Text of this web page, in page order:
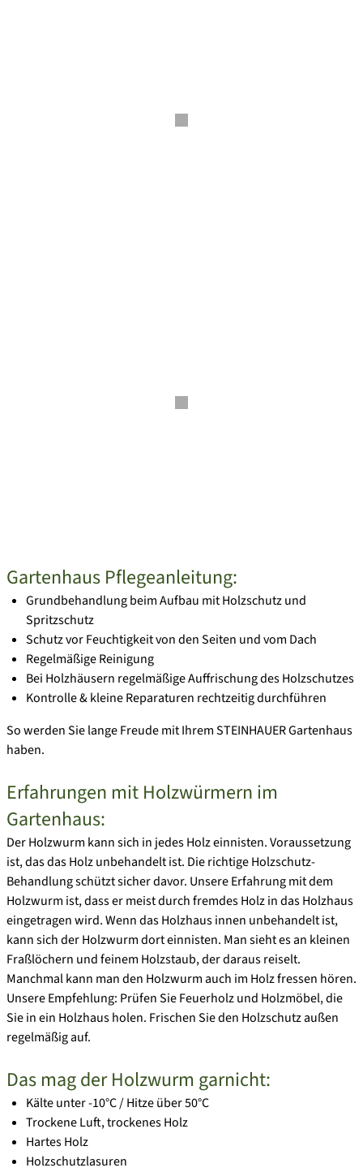
Gartenhaus Pflegeanleitung:
Grundbehandlung beim Aufbau mit Holzschutz und
Spritzschutz
Schutz vor Feuchtigkeit von den Seiten und vom Dach
Regelmäßige Reinigung
Bei Holzhäusern regelmäßige Auffrischung des Holzschutzes
Kontrolle & kleine Reparaturen rechtzeitig durchführen
So werden Sie lange Freude mit Ihrem STEINHAUER Gartenhaus
haben.
Erfahrungen mit Holzwürmern im
Gartenhaus:
Der Holzwurm kann sich in jedes Holz einnisten. Voraussetzung
ist, das das Holz unbehandelt ist. Die richtige Holzschutz-
Behandlung schützt sicher davor. Unsere Erfahrung mit dem
Holzwurm ist, dass er meist durch fremdes Holz in das Holzhaus
eingetragen wird. Wenn das Holzhaus innen unbehandelt ist,
kann sich der Holzwurm dort einnisten. Man sieht es an kleinen
Fraßlöchern und feinem Holzstaub, der daraus reiselt.
Manchmal kann man den Holzwurm auch im Holz fressen hören.
Unsere Empfehlung: Prüfen Sie Feuerholz und Holzmöbel, die
Sie in ein Holzhaus holen. Frischen Sie den Holzschutz außen
regelmäßig auf.
Das mag der Holzwurm garnicht:
Kälte unter -10°C / Hitze über 50°C
Trockene Luft, trockenes Holz
Hartes Holz
Holzschutzlasuren